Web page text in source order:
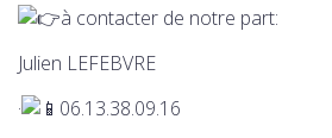
à contacter de notre part:
Julien LEFEBVRE
·
06.13.38.09.16